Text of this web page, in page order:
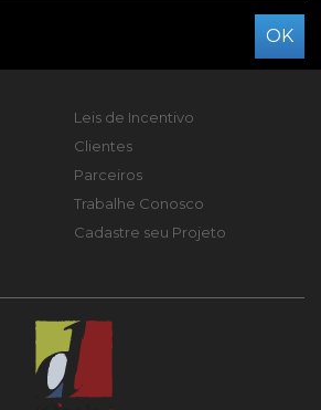
Leis de Incentivo
Clientes
Parceiros
Trabalhe Conosco
Cadastre seu Projeto